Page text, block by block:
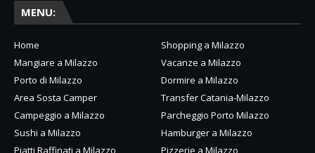
MENU:
Home
Shopping a Milazzo
Mangiare a Milazzo
Vacanze a Milazzo
Porto di Milazzo
Dormire a Milazzo
Area Sosta Camper
Transfer Catania-Milazzo
Campeggio a Milazzo
Parcheggio Porto Milazzo
Sushi a Milazzo
Hamburger a Milazzo
Piatti Raffinati a Milazzo
Pizzerie a Milazzo